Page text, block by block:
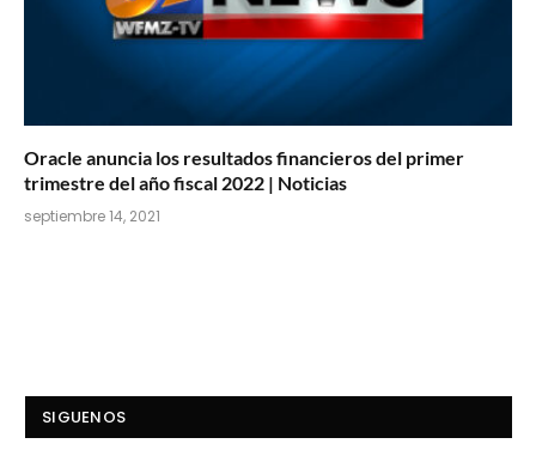
Oracle anuncia los resultados financieros del primer
trimestre del año fiscal 2022 | Noticias
septiembre 14, 2021
SIGUENOS